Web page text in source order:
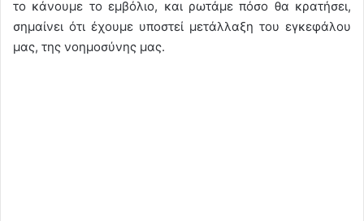
το κάνουμε το εμβόλιο, και ρωτάμε πόσο θα κρατήσει,
σημαίνει ότι έχουμε υποστεί μετάλλαξη του εγκεφάλου
μας, της νοημοσύνης μας.